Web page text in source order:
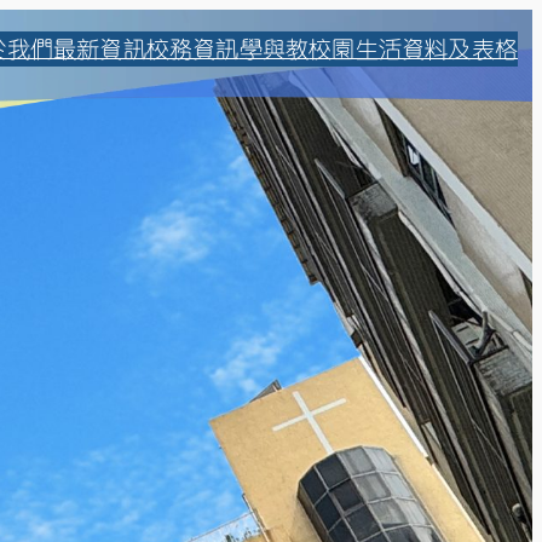
我們最新資訊校務資訊學與教校園生活資料及表格